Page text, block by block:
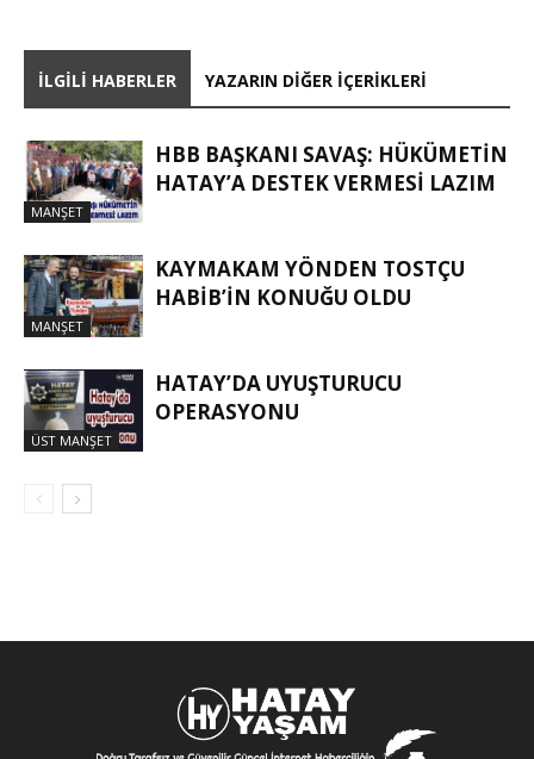
İLGILI HABERLER YAZARIN DIĞER İÇERIKLERI
MANŞET
HBB BAŞKANI SAVAŞ: HÜKÜMETİN
HATAY’A DESTEK VERMESİ LAZIM
MANŞET
KAYMAKAM YÖNDEN TOSTÇU
HABIB’IN KONUĞU OLDU
ÜST MANŞET
HATAY’DA UYUŞTURUCU
OPERASYONU